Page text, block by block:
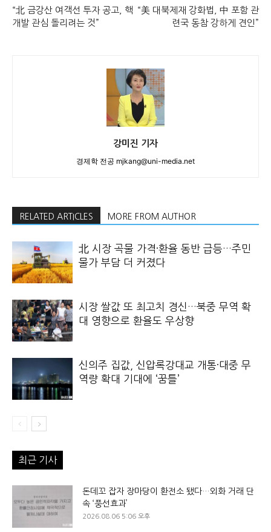
“北 금강산 여객선 투자 공고, 핵
개발 관심 돌리려는 것”
“美 대북제재 강화법, 中 포함 관
련국 동참 강하게 견인”
강미진 기자
경제학 전공 mjkang@uni-media.net
RELATED ARTICLES MORE FROM AUTHOR
北 시장 곡물 가격·환율 동반 급등…주민
물가 부담 더 커졌다
시장 쌀값 또 최고치 경신…북중 무역 확
대 영향으로 환율도 우상향
신의주 집값, 신압록강대교 개통·대중 무
역량 확대 기대에 ‘꿈틀’
최근 기사
돈데꼬 잡자 장마당이 환전소 됐다…외화 거래 단
속 ‘풍선효과’
2026.08.06 5:06 오후